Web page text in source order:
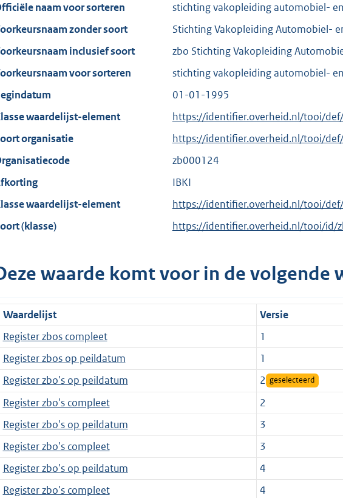
naam voor sorteren
stichting vakopleiding automobiel-
zonder soort
Stichting Vakopleiding Automobiel-
inclusief soort
zbo Stichting Vakopleiding
voor sorteren
stichting vakopleiding automobiel-
01-01-1995
waardelijst-element
https://identifier.overheid.nl/tooi/
organisatie
https://identifier.overheid.nl/tooi/
zb000124
IBKI
waardelijst-element
https://identifier.overheid.nl/tooi/
(klasse)
https://identifier.overheid.nl/tooi/id/
waarde komt voor in de volgende
Waardelijst Versie
Register zbos compleet
1
Register zbos op peildatum
1
Register zbo's op peildatum
2 geselecteerd
Register zbo's compleet
2
Register zbo's op peildatum
3
Register zbo's compleet
3
Register zbo's op peildatum
4
Register zbo's compleet
4